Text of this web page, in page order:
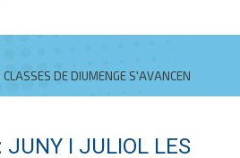
CLASSES DE DIUMENGE S'AVANCEN
JUNY I JULIOL LES